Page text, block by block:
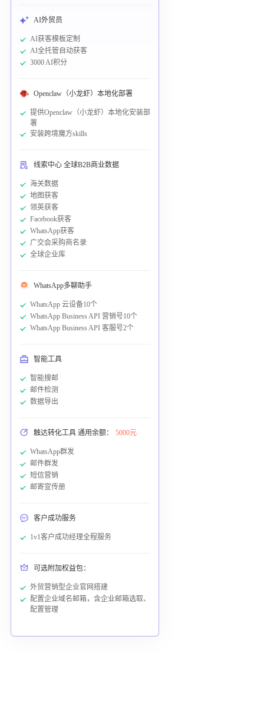
AI外贸员
AI获客模板定制
AI全托管自动获客
3000 AI积分
Openclaw（小龙虾）本地化部署
提供Openclaw（小龙虾）本地化安装部
署
安装跨境魔方skills
线索中心 全球B2B商业数据
海关数据
地图获客
领英获客
Facebook获客
WhatsApp获客
广交会采购商名录
全球企业库
WhatsApp多聊助手
WhatsApp 云设备10个
WhatsApp Business API 营销号10个
WhatsApp Business API 客服号2个
智能工具
智能搜邮
邮件检测
数据导出
触达转化工具 通用余额： 5000元
WhatsApp群发
邮件群发
短信营销
邮寄宣传册
客户成功服务
1v1客户成功经理全程服务
可选附加权益包：
外贸营销型企业官网搭建
配置企业域名邮箱，含企业邮箱选取、
配置管理